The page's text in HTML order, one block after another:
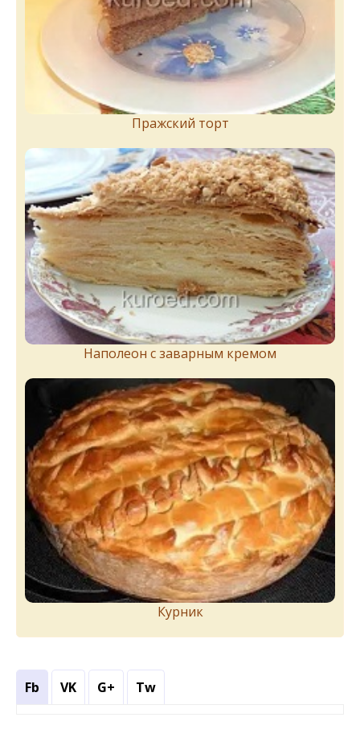
Пражский торт
Наполеон с заварным кремом
Курник
Fb VK G+ Tw